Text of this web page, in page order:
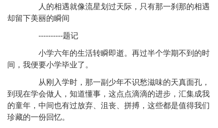
人的相遇就像流星划过天际，只有那一刹那的相遇
却留下美丽的瞬间
----------题记
小学六年的生活转瞬即逝。再过半个学期不到的时
间，我便要小学毕业了。
从刚入学时，那一副少年不识愁滋味的天真面孔，
到现在学会做人，知道懂事，这点点滴滴的进步，汇集成我
的童年，中间也有过放弃、沮丧、拼搏，这些都是值得我们
珍藏的一份回忆。